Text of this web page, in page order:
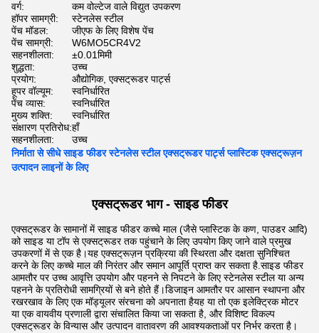
वर्ग:
कम वोल्टेज वाले विद्युत उपकरण
हॉपर सामग्री:
स्टेनलेस स्टील
पेंच मॉडल:
जीएफ के लिए विशेष पेंच
पेंच सामग्री:
W6MO5CR4V2
सहनशीलता:
±0.01मिमी
शुद्धता:
उच्च
प्रयोग:
औद्योगिक, एक्सट्रूडर पार्ट्स
हूपर वॉल्यूम:
स्वनिर्धारित
पेंच व्यास:
स्वनिर्धारित
मुख्य शक्ति:
स्वनिर्धारित
संक्षारण प्रतिरोध:हाँ
सहनशीलता:
उच्च
निर्माता से सीधे साइड फीडर स्टेनलेस स्टील एक्सट्रूडर पार्ट्स प्लास्टिक एक्सट्रूज़न
उत्पादन लाइनों के लिए
एक्सट्रूडर भाग - साइड फीडर
एक्सट्रूडर के सामानों में साइड फीडर कच्चे माल (जैसे प्लास्टिक के कण, पाउडर आदि)
को साइड या टॉप से एक्सट्रूडर तक पहुंचाने के लिए उपयोग किए जाने वाले प्रमुख
उपकरणों में से एक है।यह एक्सट्रूज़न प्रक्रिया की स्थिरता और दक्षता सुनिश्चित
करने के लिए कच्चे माल की निरंतर और समान आपूर्ति प्राप्त कर सकता है. साइड फीडर
आमतौर पर उच्च आवृत्ति उपयोग और पहनने से निपटने के लिए स्टेनलेस स्टील या अन्य
पहनने के प्रतिरोधी सामग्रियों से बने होते हैं।डिजाइन आमतौर पर आसान स्थापना और
रखरखाव के लिए एक मॉड्यूलर संरचना को अपनाता हैयह या तो एक इलेक्ट्रिक मोटर
या एक वायवीय प्रणाली द्वारा संचालित किया जा सकता है, और विशिष्ट विकल्प
एक्सट्रूडर के विन्यास और उत्पादन वातावरण की आवश्यकताओं पर निर्भर करता है।